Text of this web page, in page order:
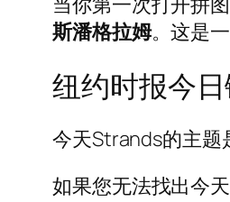
斯潘格拉姆。这是
纽约时报今
今天Strands的主
如果您无法找出今